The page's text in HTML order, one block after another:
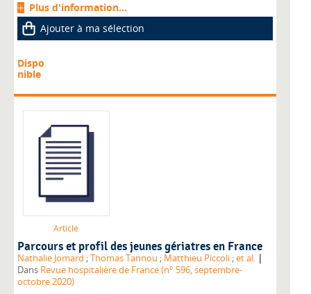
Plus d'information...
Ajouter à ma sélection
Dispo
nible
Article
Parcours et profil des jeunes gériatres en France
Nathalie Jomard ;Thomas Tannou ; Matthieu Piccoli ;et al. |
Dans Revue hospitalière de France (n° 596, septembre-
octobre 2020)